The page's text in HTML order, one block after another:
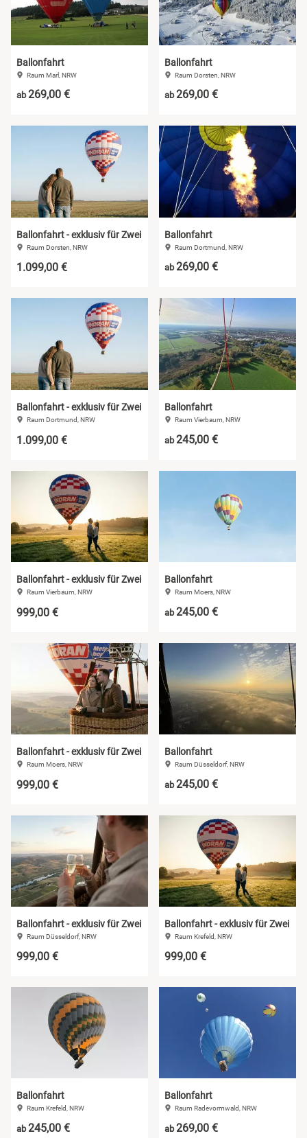
Ballonfahrt
Raum Marl, NRW
ab269,00 €
Ballonfahrt
Raum Dorsten, NRW
ab269,00 €
Ballonfahrt - exklusiv für Zwei
Raum Dorsten, NRW
1.099,00 €
Ballonfahrt
Raum Dortmund, NRW
ab269,00 €
Ballonfahrt - exklusiv für Zwei
Raum Dortmund, NRW
1.099,00 €
Ballonfahrt
Raum Vierbaum, NRW
ab245,00 €
Ballonfahrt - exklusiv für Zwei
Raum Vierbaum, NRW
999,00 €
Ballonfahrt
Raum Moers, NRW
ab245,00 €
Ballonfahrt - exklusiv für Zwei
Raum Moers, NRW
999,00 €
Ballonfahrt
Raum Düsseldorf, NRW
ab245,00 €
Ballonfahrt - exklusiv für Zwei
Raum Düsseldorf, NRW
999,00 €
Ballonfahrt - exklusiv für Zwei
Raum Krefeld, NRW
999,00 €
Ballonfahrt
Raum Krefeld, NRW
ab245,00 €
Ballonfahrt
Raum Radevormwald, NRW
ab269,00 €